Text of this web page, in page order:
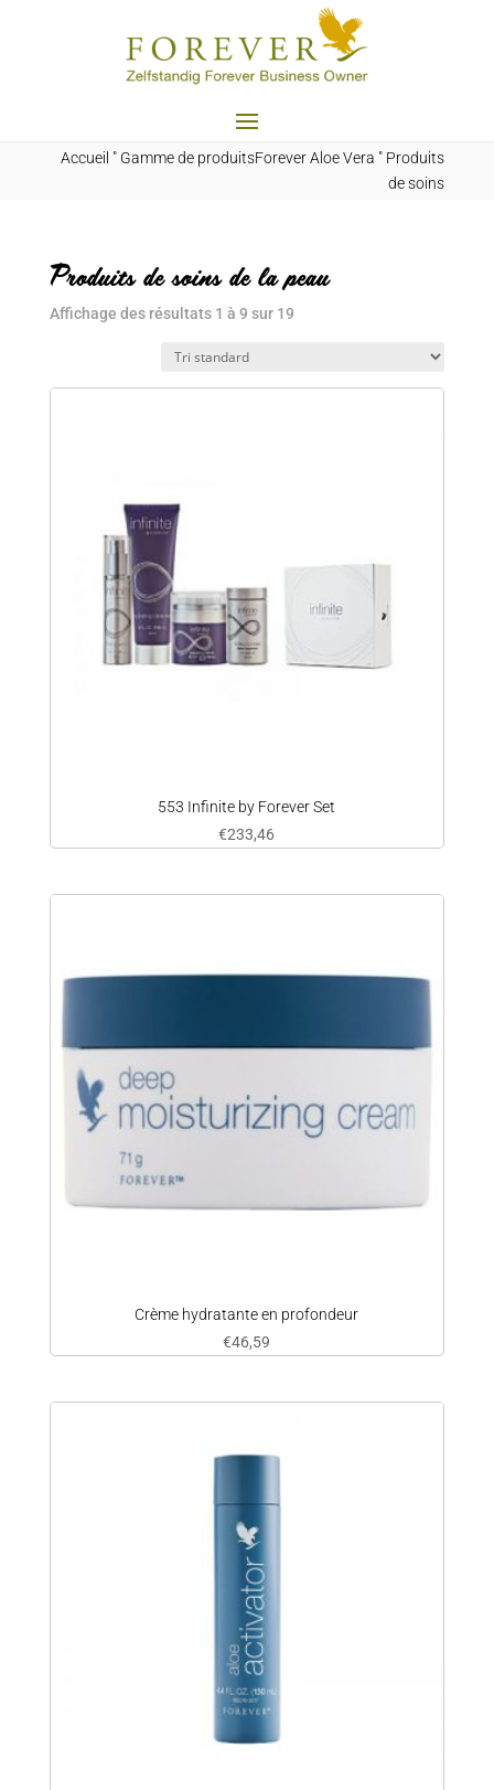
Accueil " Gamme de produitsForever Aloe Vera " Produits
de soins
Produits de soins de la peau
Affichage des résultats 1 à 9 sur 19
553 Infinite by Forever Set
€233,46
Crème hydratante en profondeur
€46,59